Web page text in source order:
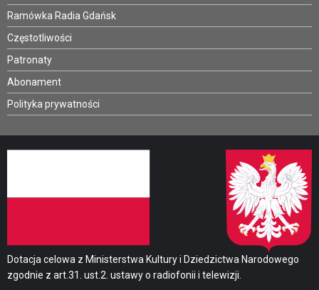
Ramówka Radia Gdańsk
Częstotliwości
Patronaty
Abonament
Polityka prywatności
Dotacja celowa z Ministerstwa Kultury i Dziedzictwa Narodowego
zgodnie z art.31. ust.2. ustawy o radiofonii i telewizji.